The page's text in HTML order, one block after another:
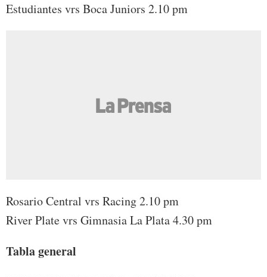
Estudiantes vrs Boca Juniors 2.10 pm
Rosario Central vrs Racing 2.10 pm
River Plate vrs Gimnasia La Plata 4.30 pm
Tabla general